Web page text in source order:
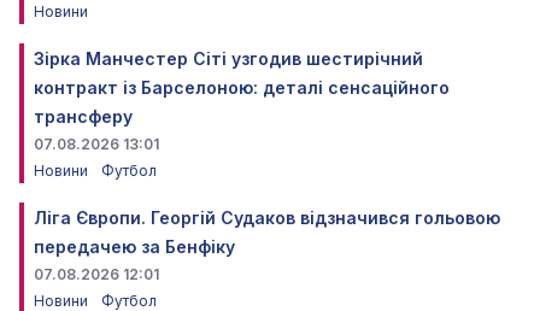
Новини
Зірка Манчестер Сіті узгодив шестирічний
контракт із Барселоною: деталі сенсаційного
трансферу
07.08.2026 13:01
Новини
Футбол
Ліга Європи. Георгій Судаков відзначився гольовою
передачею за Бенфіку
07.08.2026 12:01
Новини
Футбол